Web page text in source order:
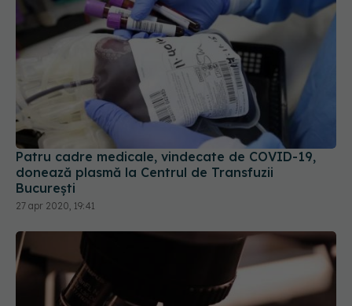
Patru cadre medicale, vindecate de COVID-19,
donează plasmă la Centrul de Transfuzii
București
27 apr 2020, 19:41